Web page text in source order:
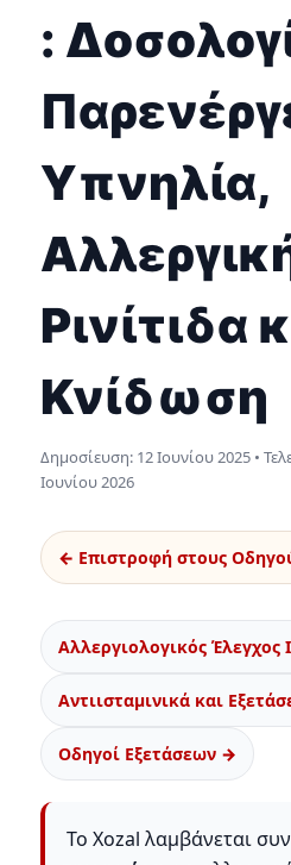
:
Υπνηλία,
Ρινίτιδα
Κνίδωση
Δημοσίευση: 12 Ιουνίου 2025 •
Ιουνίου 2026
← Επιστροφή στους
Αλλεργιολογικός Έλεγχος
Αντιισταμινικά και
Οδηγοί Εξετάσεων →
Το Xozal λαμβάνεται